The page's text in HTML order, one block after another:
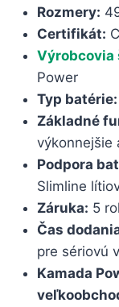
Rozmery:
Certifikát:
Power
Typ batérie:
Základné
výkonnejšie
Podpora
Slimline
Záruka: 5
Čas
pre sériovú
Kamada